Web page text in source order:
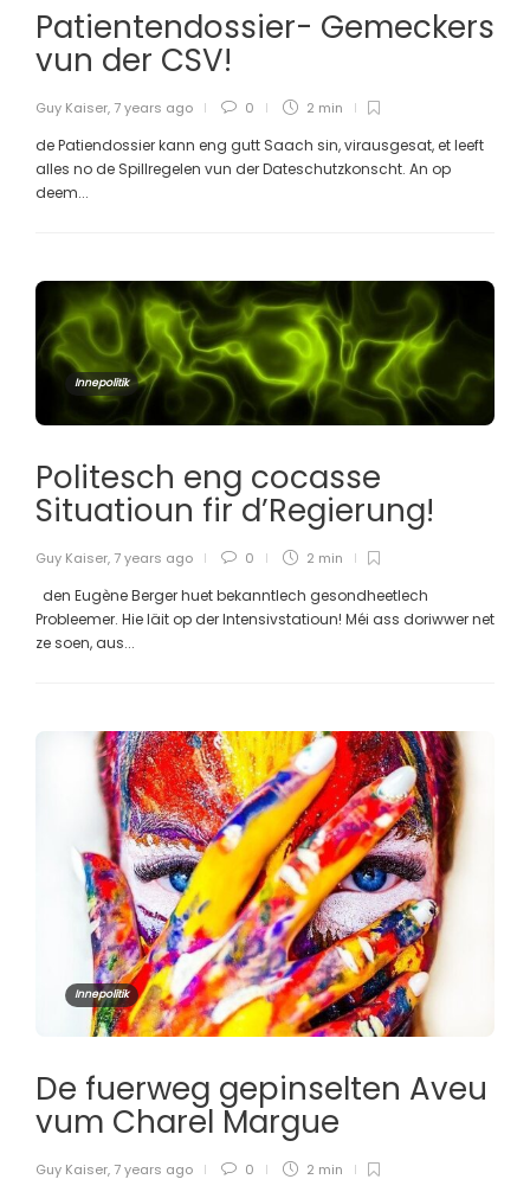
Patientendossier- Gemeckers
vun der CSV!
Guy Kaiser, 7 years ago 0 2 min
de Patiendossier kann eng gutt Saach sin, virausgesat, et leeft
alles no de Spillregelen vun der Dateschutzkonscht. An op
deem...
Innepolitik
Politesch eng cocasse
Situatioun fir d’Regierung!
Guy Kaiser, 7 years ago 0 2 min
den Eugène Berger huet bekanntlech gesondheetlech
Probleemer. Hie läit op der Intensivstatioun! Méi ass doriwwer net
ze soen, aus...
Innepolitik
De fuerweg gepinselten Aveu
vum Charel Margue
Guy Kaiser, 7 years ago 0 2 min